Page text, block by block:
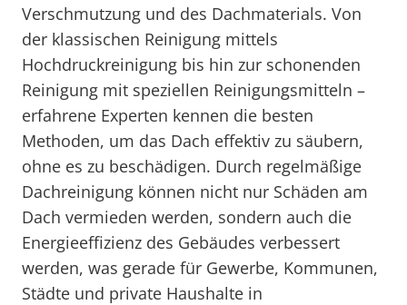
Verschmutzung und des Dachmaterials. Von
der klassischen Reinigung mittels
Hochdruckreinigung bis hin zur schonenden
Reinigung mit speziellen Reinigungsmitteln –
erfahrene Experten kennen die besten
Methoden, um das Dach effektiv zu säubern,
ohne es zu beschädigen. Durch regelmäßige
Dachreinigung können nicht nur Schäden am
Dach vermieden werden, sondern auch die
Energieeffizienz des Gebäudes verbessert
werden, was gerade für Gewerbe, Kommunen,
Städte und private Haushalte in